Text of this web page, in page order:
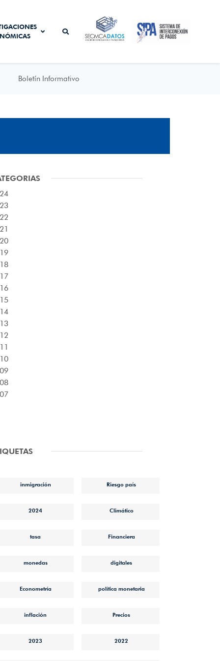
SECMCA
DATOS
SISTEMA DE
INTERCONEXIÓN
DE PAGOS
Boletín Informativo
inmigración Riesgo país
2024 Climático
tasa Financiera
monedas digitales
Econometría política monetaria
inflación Precios
2023 2022